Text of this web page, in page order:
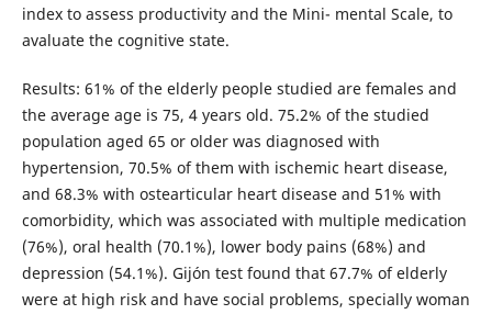
index to assess productivity and the Mini- mental Scale, to
avaluate the cognitive state.
Results: 61% of the elderly people studied are females and
the average age is 75, 4 years old. 75.2% of the studied
population aged 65 or older was diagnosed with
hypertension, 70.5% of them with ischemic heart disease,
and 68.3% with ostearticular heart disease and 51% with
comorbidity, which was associated with multiple medication
(76%), oral health (70.1%), lower body pains (68%) and
depression (54.1%). Gijón test found that 67.7% of elderly
were at high risk and have social problems, specially woman